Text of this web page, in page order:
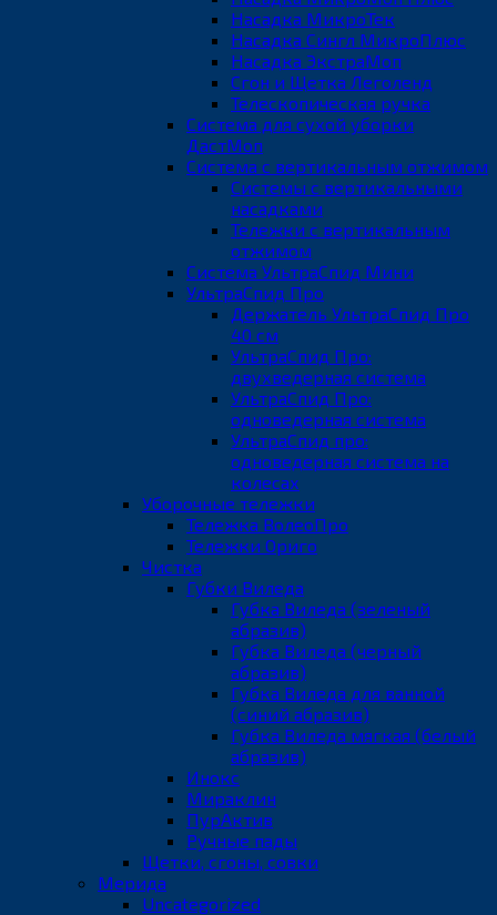
Насадка МикроТек
Насадка Сингл МикроПлюс
Насадка ЭкстраМоп
Сгон и Щетка Леголенд
Телескопическая ручка
Система для сухой уборки
ДастМоп
Система с вертикальным отжимом
Системы с вертикальными
насадками
Тележки с вертикальным
отжимом
Система УльтраСпид Мини
УльтраСпид Про
Держатель УльтраСпид Про
40 см
УльтраСпид Про:
двухведерная система
УльтраСпид Про:
одноведерная система
УльтраСпид про:
одноведерная система на
колесах
Уборочные тележки
Тележка ВолеоПро
Тележки Ориго
Чистка
Губки Виледа
Губка Виледа (зеленый
абразив)
Губка Виледа (черный
абразив)
Губка Виледа для ванной
(синий абразив)
Губка Виледа мягкая (белый
абразив)
Инокс
Мираклин
ПурАктив
Ручные пады
Щетки, сгоны, совки
Мерида
Uncategorized